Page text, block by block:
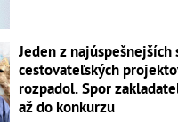
Jeden z najúspešnejších
cestovateľských
rozpadol. Spor
až do konkurzu